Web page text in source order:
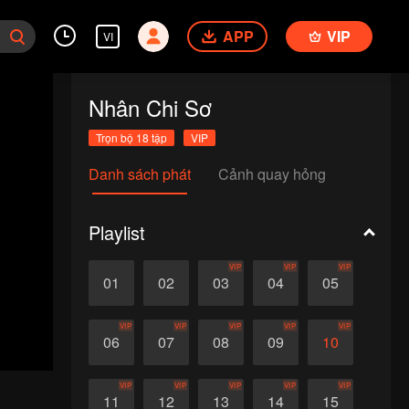
VI APP VIP
Nhân Chi Sơ
Trọn bộ 18 tập VIP
Danh sách phát Cảnh quay hỏng
Playlist
01 02 03
VIP
04
VIP
05
VIP
06
VIP
07
VIP
08
VIP
09
VIP
10
VIP
11
VIP
12
VIP
13
VIP
14
VIP
15
VIP